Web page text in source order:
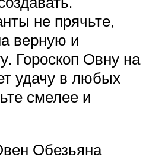
не прячьте,
верную и
Гороскоп Овну на
удачу в любых
смелее и
Обезьяна